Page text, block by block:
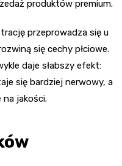
produktów premium.
przeprowadza się u
się cechy płciowe.
daje słabszy efekt:
się bardziej nerwowy, a
na jakości.